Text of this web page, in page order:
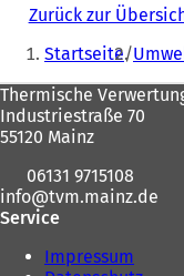
Zurück zur
Sie
befinden
sich
hier:
Startseite
Fußbereich
Thermische
Industriestraße 70
55120 Mainz
06131 9715108
info
tvm.mainz de
Service
Impressum